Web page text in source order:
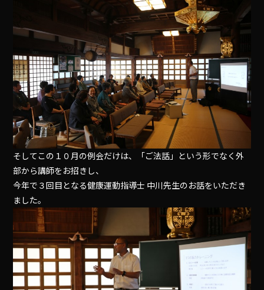
そしてこの１０月の例会だけは、「ご法話」という形でなく外
部から講師をお招きし、
今年で３回目となる健康運動指導士 中川先生のお話をいただき
ました。